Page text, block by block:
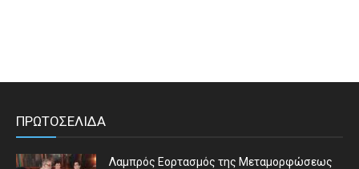
ΠΡΩΤΟΣΕΛΙΔΑ
Λαμπρός Εορτασμός της Μεταμορφώσεως